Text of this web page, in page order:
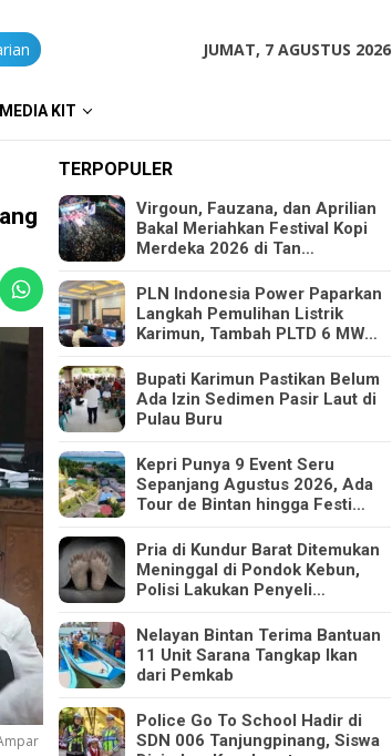
JUMAT, 7 AGUSTUS 2026
MEDIA KIT
TERPOPULER
Virgoun, Fauzana, dan Aprilian
Bakal Meriahkan Festival Kopi
Merdeka 2026 di Tan…
PLN Indonesia Power Paparkan
Langkah Pemulihan Listrik
Karimun, Tambah PLTD 6 MW…
Bupati Karimun Pastikan Belum
Ada Izin Sedimen Pasir Laut di
Pulau Buru
Kepri Punya 9 Event Seru
Sepanjang Agustus 2026, Ada
Tour de Bintan hingga Festi…
Pria di Kundur Barat Ditemukan
Meninggal di Pondok Kebun,
Polisi Lakukan Penyeli…
Nelayan Bintan Terima Bantuan
11 Unit Sarana Tangkap Ikan
dari Pemkab
Police Go To School Hadir di
SDN 006 Tanjungpinang, Siswa